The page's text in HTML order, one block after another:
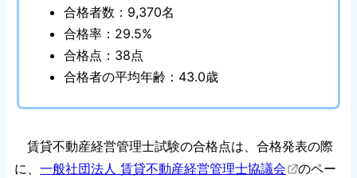
合格者数：9,370名
合格率：29.5%
合格点：38点
合格者の平均年齢：43.0歳
賃貸不動産経営管理士試験の合格点は、合格発表の際
に、 一般社団法人 賃貸不動産経営管理士協議会
のペー